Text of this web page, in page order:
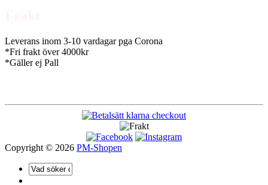
Leverans inom 3-10 vardagar pga Corona
*Fri frakt över 4000kr
*Gäller ej Pall
Copyright © 2026 PM-Shopen